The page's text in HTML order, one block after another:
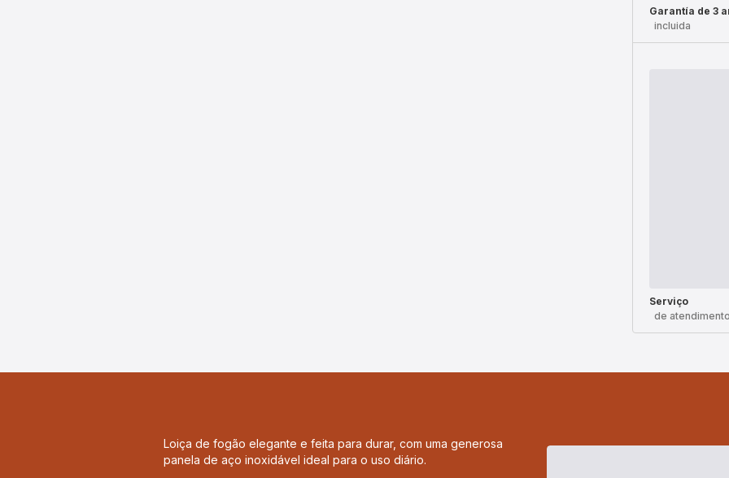
Garantía de 3
incluida
Serviço
de
Loiça de fogão elegante e feita para durar, com uma generosa
panela de aço inoxidável ideal para o uso diário.